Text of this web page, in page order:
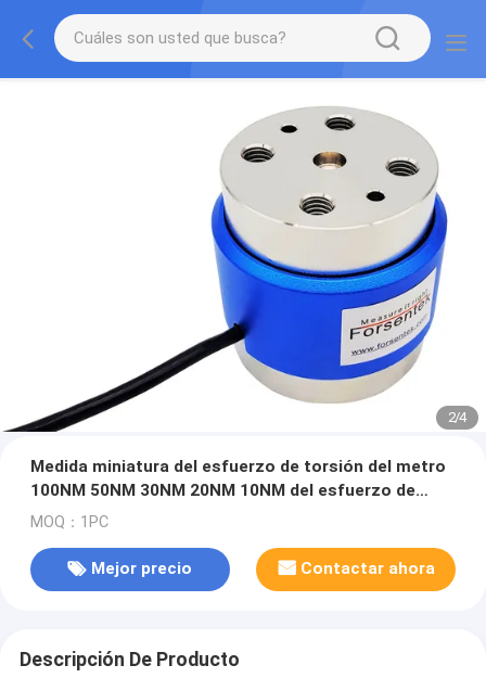
2/4
Medida miniatura del esfuerzo de torsión del metro
100NM 50NM 30NM 20NM 10NM del esfuerzo de
torsión de la reacción
MOQ：1PC
Mejor precio Contactar ahora
Descripción De Producto